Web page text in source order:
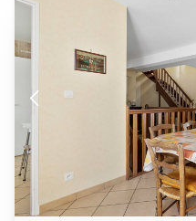
soignées. Aucun travaux